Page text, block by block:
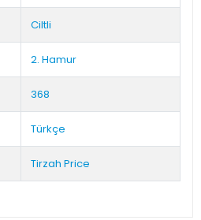
Ciltli
2. Hamur
368
Türkçe
Tirzah Price